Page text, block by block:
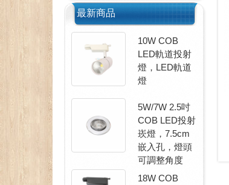
最新商品
10W COB
LED軌道投射
燈，LED軌道
燈
5W/7W 2.5吋
COB LED投射
崁燈，7.5cm
嵌入孔，燈頭
可調整角度
18W COB